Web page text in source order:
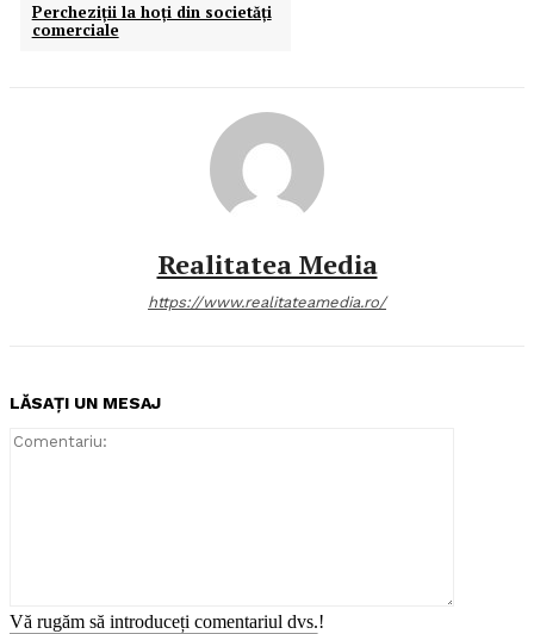
Percheziţii la hoţi din societăţi
comerciale
Realitatea Media
https://www.realitateamedia.ro/
LĂSAȚI UN MESAJ
Vă rugăm să introduceți comentariul dvs.!